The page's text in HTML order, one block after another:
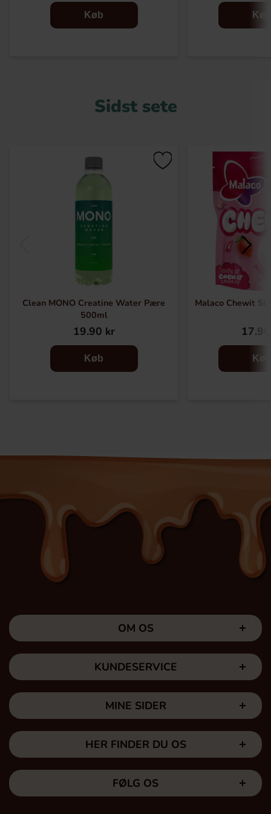
Køb Køb
Sidst sete
Clean MONO Creatine Water Pære
500ml
19.90 kr
Køb
Malaco Chewit
Køb
OM OS
KUNDESERVICE
MINE SIDER
HER FINDER DU OS
FØLG OS